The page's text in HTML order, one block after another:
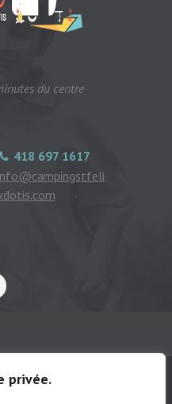
privée.
du centre
418 697 1617